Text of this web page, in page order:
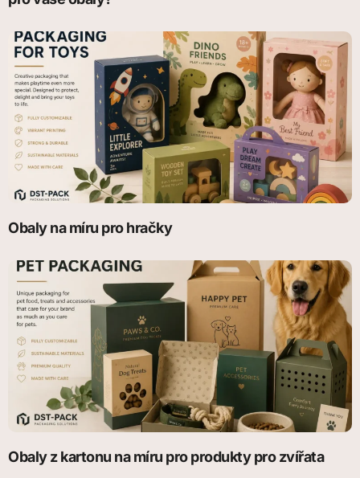
Obaly na míru pro hračky
Obaly z kartonu na míru pro produkty pro zvířata